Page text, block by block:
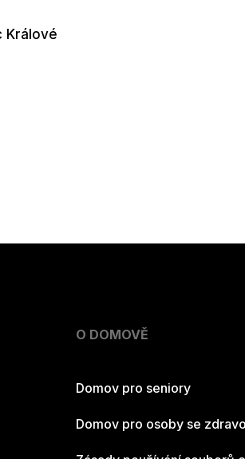
Králové
O DOMOVĚ
Domov pro seniory
Domov pro osoby se